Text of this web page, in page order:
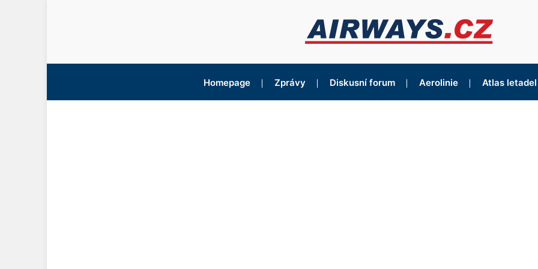
Homepage Zprávy Diskusní forum Aerolinie Atlas letadel